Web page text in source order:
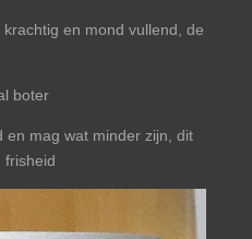
en mond vullend, de
boter
en mag wat minder zijn, dit
frisheid